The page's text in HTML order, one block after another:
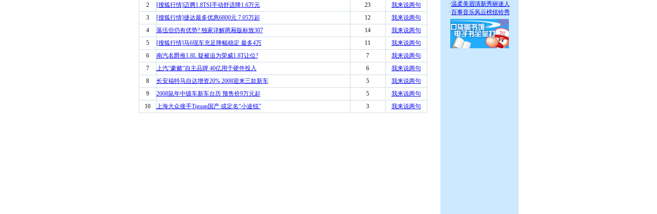
2
[搜狐行情]迈腾1.8TSI手动舒适降1.6万元 23
我来说两句
3
[搜狐行情]捷达最多优惠6800元 7.05万起 12
我来说两句
4
落伍但仍有优势? 独家详解两厢版标致307 14
我来说两句
5
[搜狐行情]马6现车充足降幅稳定 最多4万 11
我来说两句
6
南汽名爵推1.8L 疑被迫为荣威1.8T让位? 7
我来说两句
7
上汽“豪赌”自主品牌 40亿用于硬件投入 6
我来说两句
8
长安福特马自达增资20% 2008迎来三款新车 5
我来说两句
9
2008鼠年中级车新车台历 预售价9万元起 5
我来说两句
10
上海大众接手Tiguan国产 或定名“小途锐” 3 我来说两句
·温柔美眉清新秀丽迷人
·百事音乐风云榜炫铃秀